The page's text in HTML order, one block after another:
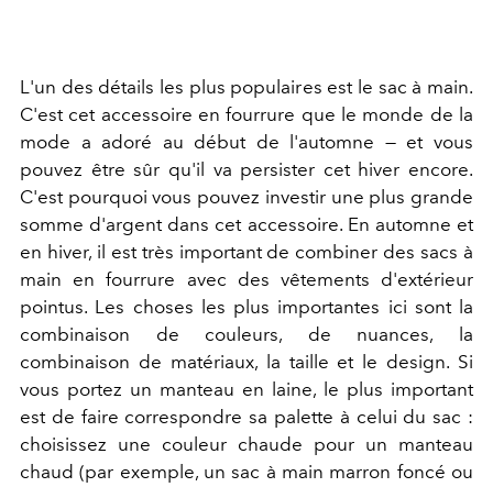
L'un des détails les plus populaires est le sac à main.
C'est cet accessoire en fourrure que le monde de la
mode a adoré au début de l'automne — et vous
pouvez être sûr qu'il va persister cet hiver encore.
C'est pourquoi vous pouvez investir une plus grande
somme d'argent dans cet accessoire. En automne et
en hiver, il est très important de combiner des sacs à
main en fourrure avec des vêtements d'extérieur
pointus. Les choses les plus importantes ici sont la
combinaison de couleurs, de nuances, la
combinaison de matériaux, la taille et le design. Si
vous portez un manteau en laine, le plus important
est de faire correspondre sa palette à celui du sac :
choisissez une couleur chaude pour un manteau
chaud (par exemple, un sac à main marron foncé ou